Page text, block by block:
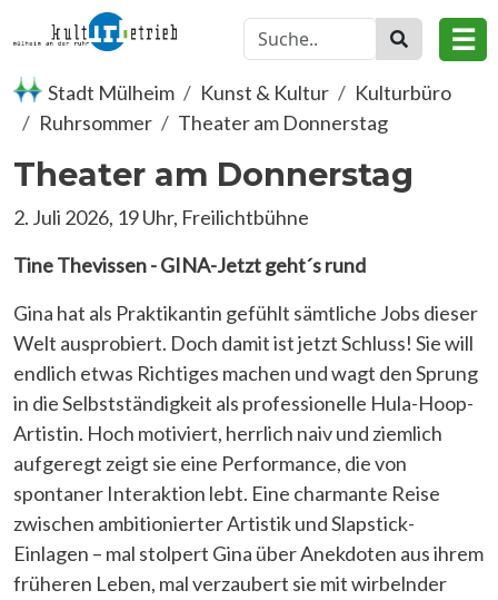
Direkt zum Inhalt
☰
Stadt Mülheim Kunst & Kultur
Kulturbüro
Ruhrsommer
Theater am Donnerstag
Theater am Donnerstag
2. Juli 2026, 19 Uhr, Freilichtbühne
Tine Thevissen - GINA-Jetzt geht´s rund
Gina hat als Praktikantin gefühlt sämtliche Jobs dieser
Welt ausprobiert. Doch damit ist jetzt Schluss! Sie will
endlich etwas Richtiges machen und wagt den Sprung
in die Selbstständigkeit als professionelle Hula-Hoop-
Artistin. Hoch motiviert, herrlich naiv und ziemlich
aufgeregt zeigt sie eine Performance, die von
spontaner Interaktion lebt. Eine charmante Reise
zwischen ambitionierter Artistik und Slapstick-
Einlagen – mal stolpert Gina über Anekdoten aus ihrem
früheren Leben, mal verzaubert sie mit wirbelnder